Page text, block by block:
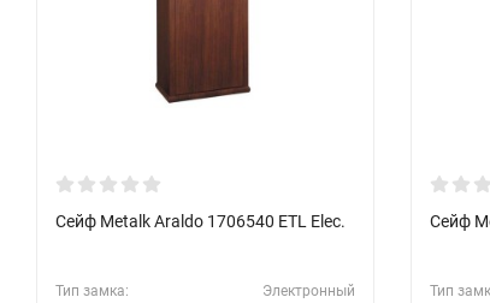
Сейф Metalk Araldo 1706540 ETL Elec.
Тип замка: Электронный
Сейф
Тип